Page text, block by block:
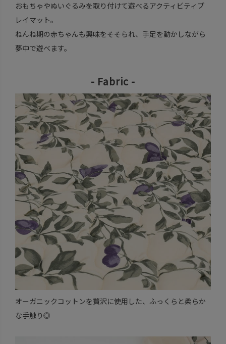
おもちゃやぬいぐるみを取り付けて遊べるアクティビティプ
レイマット。
ねんね期の赤ちゃんも興味をそそられ、手足を動かしながら
夢中で遊べます。
- Fabric -
オーガニックコットンを贅沢に使用した、ふっくらと柔らか
な手触り◎